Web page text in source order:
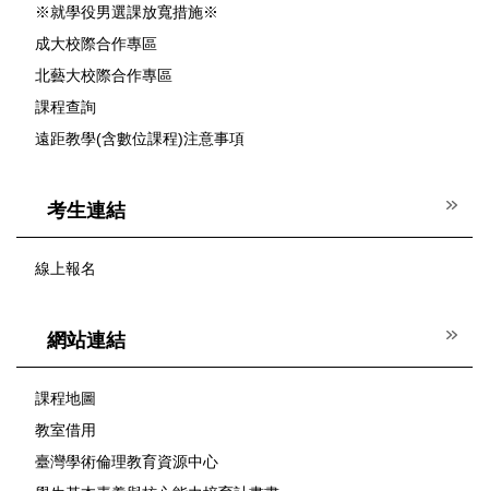
※就學役男選課放寬措施※
成大校際合作專區
北藝大校際合作專區
課程查詢
遠距教學(含數位課程)注意事項
考生連結
線上報名
網站連結
課程地圖
教室借用
臺灣學術倫理教育資源中心